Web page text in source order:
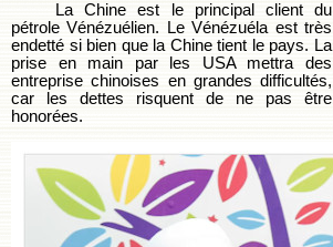
La Chine est le principal client du
pétrole Vénézuélien. Le Vénézuéla est très
endetté si bien que la Chine tient le pays. La
prise en main par les USA mettra des
entreprise chinoises en grandes difficultés,
car les dettes risquent de ne pas être
honorées.